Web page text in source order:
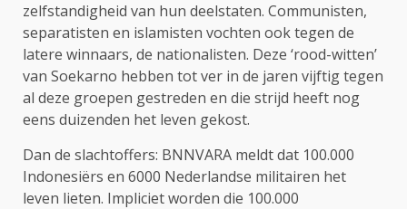
zelfstandigheid van hun deelstaten. Communisten,
separatisten en islamisten vochten ook tegen de
latere winnaars, de nationalisten. Deze ‘rood-witten’
van Soekarno hebben tot ver in de jaren vijftig tegen
al deze groepen gestreden en die strijd heeft nog
eens duizenden het leven gekost.
Dan de slachtoffers: BNNVARA meldt dat 100.000
Indonesiërs en 6000 Nederlandse militairen het
leven lieten. Impliciet worden die 100.000